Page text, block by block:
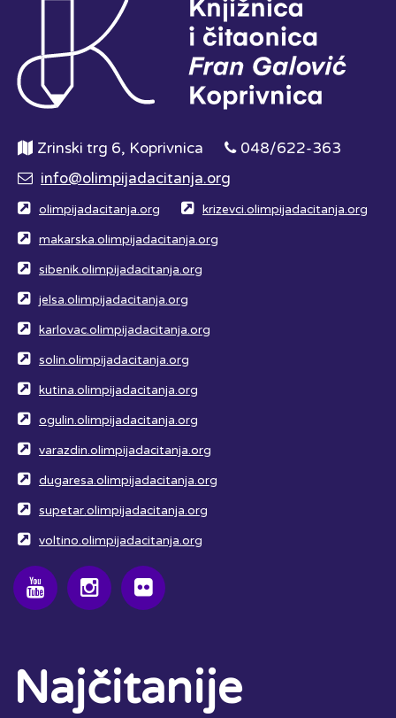
Zrinski trg 6, Koprivnica
048/622-363
info@olimpijadacitanja.org
olimpijadacitanja.org krizevci.olimpijadacitanja.org
makarska.olimpijadacitanja.org
sibenik.olimpijadacitanja.org
jelsa.olimpijadacitanja.org
karlovac.olimpijadacitanja.org
solin.olimpijadacitanja.org
kutina.olimpijadacitanja.org
ogulin.olimpijadacitanja.org
varazdin.olimpijadacitanja.org
dugaresa.olimpijadacitanja.org
supetar.olimpijadacitanja.org
voltino.olimpijadacitanja.org
Najčitanije